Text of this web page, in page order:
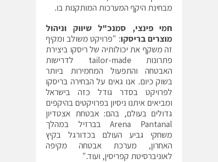
מבחינת היקף המערכות המותקנות בו.
חמי פינצי, סמנכ"ל שיווק וניהול
מוצרים בריסקו: "פרויקט משולב ומקיף
זה משקף את יכולותיה של ריסקו ביצירת
פתרונות tailor-made לדרישות
האבטחה והתפעול המחמירות ביותר
בשוק כיום. אנו גאים על הבחירה בריסקו
לפרויקט בסדר גודל כזה בישראל
ומביאים איתנו ניסיון בפרויקטים בהיקפים
גדולים בעולם, בהם: אבטחת אצטדיון
Arena Pantanal בברזיל במהלך
משחקי גביע העולם בכדורגל בקיץ
האחרון, מערכת אבטחה מקיפה
לאוניברסיטת קפריסין, ועוד."